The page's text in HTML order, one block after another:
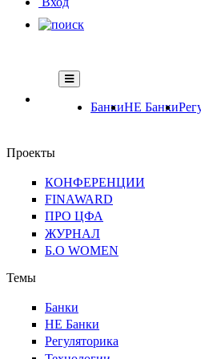
БанкиНЕ Банки
Проекты
КОНФЕРЕНЦИИ
FINAWARD
ПРО ЦФА
ЖУРНАЛ
Б.О WOMEN
Темы
Банки
НЕ Банки
Регуляторика